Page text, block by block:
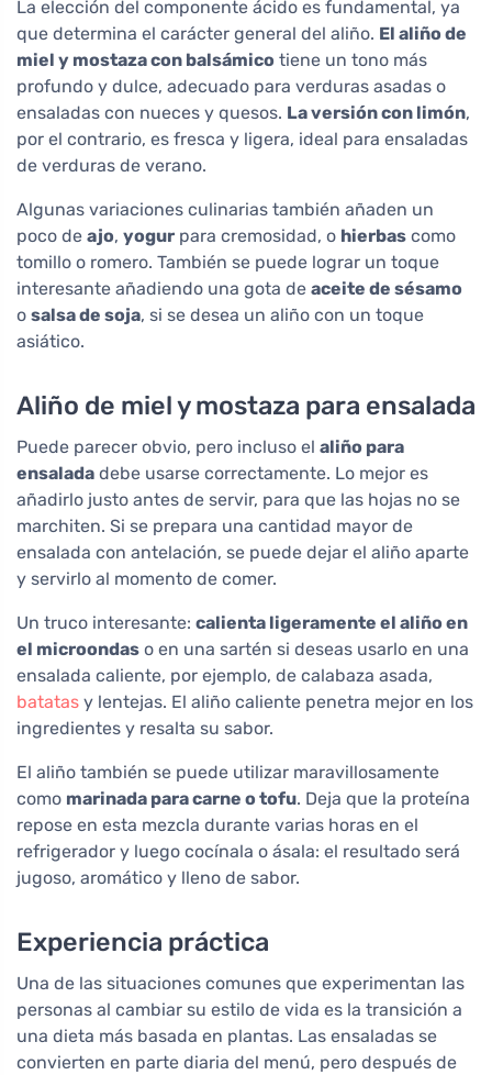
La elección del componente ácido es fundamental, ya
que determina el carácter general del aliño. El aliño de
miel y mostaza con balsámico tiene un tono más
profundo y dulce, adecuado para verduras asadas o
ensaladas con nueces y quesos. La versión con limón,
por el contrario, es fresca y ligera, ideal para ensaladas
de verduras de verano.
Algunas variaciones culinarias también añaden un
poco de ajo, yogur para cremosidad, o hierbas como
tomillo o romero. También se puede lograr un toque
interesante añadiendo una gota de aceite de sésamo
o salsa de soja, si se desea un aliño con un toque
asiático.
Aliño de miel y mostaza para ensalada
Puede parecer obvio, pero incluso el aliño para
ensalada debe usarse correctamente. Lo mejor es
añadirlo justo antes de servir, para que las hojas no se
marchiten. Si se prepara una cantidad mayor de
ensalada con antelación, se puede dejar el aliño aparte
y servirlo al momento de comer.
Un truco interesante: calienta ligeramente el aliño en
el microondas o en una sartén si deseas usarlo en una
ensalada caliente, por ejemplo, de calabaza asada,
batatas y lentejas. El aliño caliente penetra mejor en los
ingredientes y resalta su sabor.
El aliño también se puede utilizar maravillosamente
como marinada para carne o tofu. Deja que la proteína
repose en esta mezcla durante varias horas en el
refrigerador y luego cocínala o ásala: el resultado será
jugoso, aromático y lleno de sabor.
Experiencia práctica
Una de las situaciones comunes que experimentan las
personas al cambiar su estilo de vida es la transición a
una dieta más basada en plantas. Las ensaladas se
convierten en parte diaria del menú, pero después de